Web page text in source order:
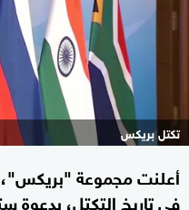
تكتل بريكس
أعلنت مجموعة
في تاريخ التكتل، بدعوة